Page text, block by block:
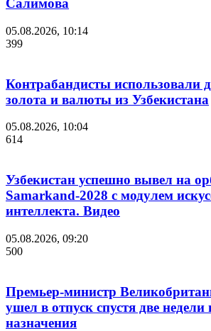
Салимова
05.08.2026, 10:14
399
Контрабандисты использовали
золота и валюты из Узбекистана
05.08.2026, 10:04
614
Узбекистан успешно вывел на
Samarkand-2028 с модулем
интеллекта. Видео
05.08.2026, 09:20
500
Премьер-министр
ушел в отпуск спустя две недели
назначения